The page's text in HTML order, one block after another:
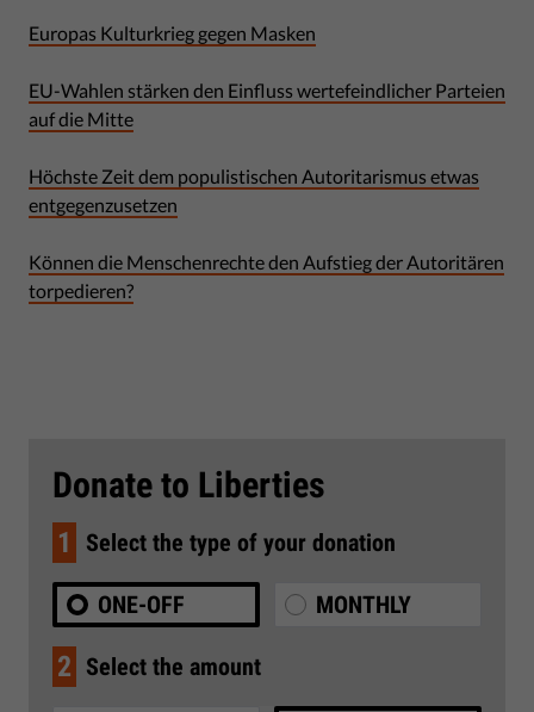
Europas Kulturkrieg gegen Masken
EU-Wahlen stärken den Einfluss wertefeindlicher Parteien
auf die Mitte
Höchste Zeit dem populistischen Autoritarismus etwas
entgegenzusetzen
Können die Menschenrechte den Aufstieg der Autoritären
torpedieren?
Donate to Liberties
1 Select the type of your donation
ONE-OFF MONTHLY
2 Select the amount